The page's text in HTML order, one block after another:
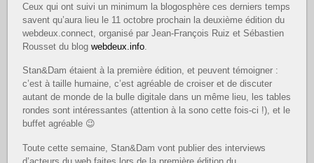
Ceux qui ont suivi un minimum la blogosphère ces derniers temps
savent qu’aura lieu le 11 octobre prochain la deuxième édition du
webdeux.connect, organisé par Jean-François Ruiz et Sébastien
Rousset du blogwebdeux.info
Stan&Dam étaient à la première édition, et peuvent témoigner :
c’est à taille humaine, c’est agréable de croiser et de discuter
autant de monde de la bulle digitale dans un même lieu, les tables
rondes sont intéressantes (attention à la sono cette fois-ci !), et le
buffet agréable 😉
Toute cette semaine, Stan&Dam vont publier des interviews